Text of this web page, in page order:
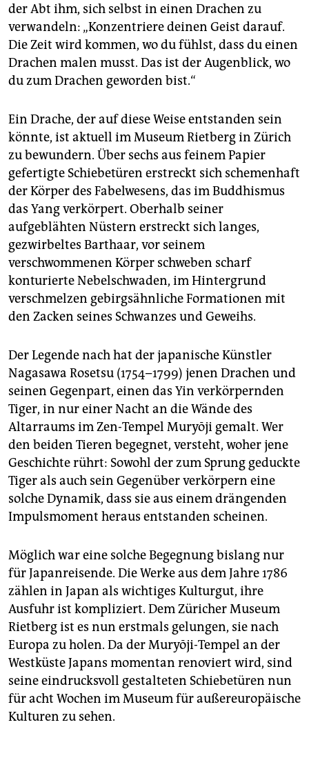
der Abt ihm, sich selbst in einen Drachen zu
verwandeln: „Konzentriere deinen Geist darauf.
Die Zeit wird kommen, wo du fühlst, dass du einen
Drachen malen musst. Das ist der Augenblick, wo
du zum Drachen geworden bist.“
Ein Drache, der auf diese Weise entstanden sein
könnte, ist aktuell im Museum Rietberg in Zürich
zu bewundern. Über sechs aus feinem Papier
gefertigte Schiebetüren erstreckt sich schemenhaft
der Körper des Fabelwesens, das im Buddhismus
das Yang verkörpert. Oberhalb seiner
aufgeblähten Nüstern erstreckt sich langes,
gezwirbeltes Barthaar, vor seinem
verschwommenen Körper schweben scharf
konturierte Nebelschwaden, im Hintergrund
verschmelzen gebirgsähnliche Formationen mit
den Zacken seines Schwanzes und Geweihs.
Der Legende nach hat der japanische Künstler
Nagasawa Rosetsu (1754–1799) jenen Drachen und
seinen Gegenpart, einen das Yin verkörpernden
Tiger, in nur einer Nacht an die Wände des
Altarraums im Zen-Tempel Muryōji gemalt. Wer
den beiden Tieren begegnet, versteht, woher jene
Geschichte rührt: Sowohl der zum Sprung geduckte
Tiger als auch sein Gegenüber verkörpern eine
solche Dynamik, dass sie aus einem drängenden
Impulsmoment heraus entstanden scheinen.
Möglich war eine solche Begegnung bislang nur
für Japanreisende. Die Werke aus dem Jahre 1786
zählen in Japan als wichtiges Kulturgut, ihre
Ausfuhr ist kompliziert. Dem Züricher Museum
Rietberg ist es nun erstmals gelungen, sie nach
Europa zu holen. Da der Muryōji-Tempel an der
Westküste Japans momentan renoviert wird, sind
seine eindrucksvoll gestalteten Schiebetüren nun
für acht Wochen im Museum für außereuropäische
Kulturen zu sehen.